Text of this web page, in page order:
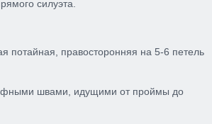
силуэта.
потайная, правосторонняя на 5-6 петель
швами, идущими от проймы до